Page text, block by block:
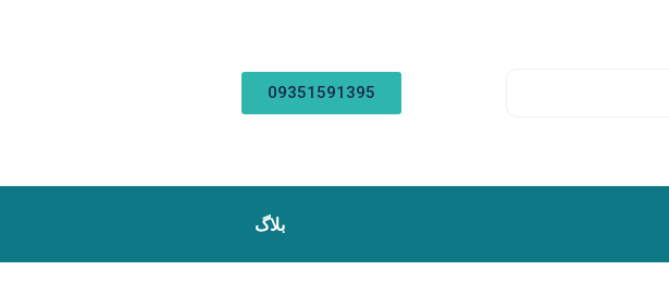
09351591395
بلاگ